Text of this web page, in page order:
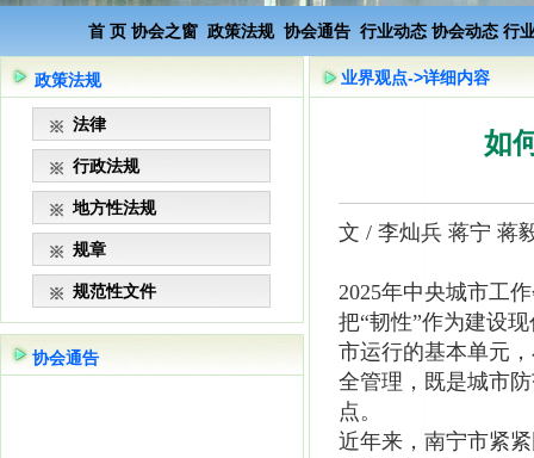
首 页 协会之窗 政策法规 协会通告 行业动态 协会动态 行
政策法规
法律
行政法规
地方性法规
规章
规范性文件
协会通告
业界观点->详细内容
如
文 / 李灿兵 蒋宁 蒋
2025年中央城市工
把“韧性”作为建设
市运行的基本单元
全管理，既是城市
点。
近年来，南宁市紧